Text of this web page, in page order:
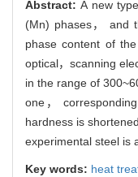
Abstract:A new
(Mn) phases， and
phase content of
optical，scanning
in the range of
one，
hardness is
experimental steel is
Key words: heat